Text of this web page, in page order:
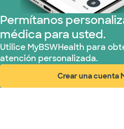
Permítanos
médica para usted.
Utilice MyBSWHealth para
atención personalizada.
Crear una cuenta